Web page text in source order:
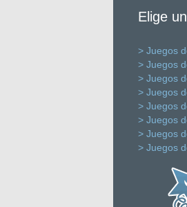
Elige
> Juegos
> Juegos
> Juegos
> Juegos
> Juegos
> Juegos
> Juegos
> Juegos